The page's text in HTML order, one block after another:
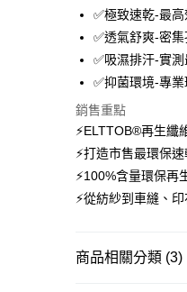
合作金庫商業銀行
華南商業銀行
國泰世華商業銀行
臺灣中小企業銀行
匯豐（台灣）商業
聯邦商業銀行
玉山商業銀行
台新國際商業銀行
台灣樂天信用卡公
6 期 0 利率 每
合作金庫商業銀行
華南商業銀行
上海商業儲蓄銀行
臺灣中小企業銀行
匯豐（台灣）商業
聯邦商業銀行
元大商業銀行
台新國際商業銀行
12 期 0 利率
合作金庫商業銀行
華南商業銀行
上海商業儲蓄銀行
國泰世華商業銀行
臺灣中小企業銀行
匯豐（台灣）商業
聯邦商業銀行
元大商業銀行
台灣樂天信用卡公
24 期 0 利率
合作金庫商業銀行
華南商業銀行
上海商業儲蓄銀行
兆豐國際商業銀行
華泰商業銀行
遠東國際商業銀行
中國信託商業銀行
LINE Pay
Apple Pay
悠遊付
相關說明
【大哥付你分期使用
✅極致速乾-最
✅透氣舒爽-密
✅吸濕排汗-實
✅抑菌環境-專
銷售重點
⚡ELTTOB®再生纖
⚡打造市售最環保
⚡100%含量環保再
⚡從紡紗到車縫、
商品相關分類 (3)